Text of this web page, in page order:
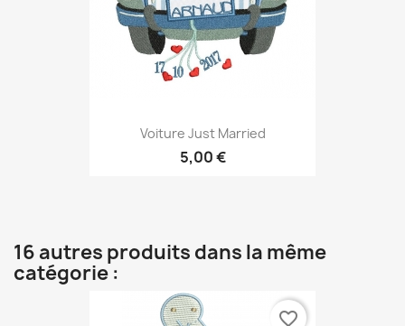
Voiture Just Married
5,00 €
16 autres produits dans la même
catégorie :
favorite_border